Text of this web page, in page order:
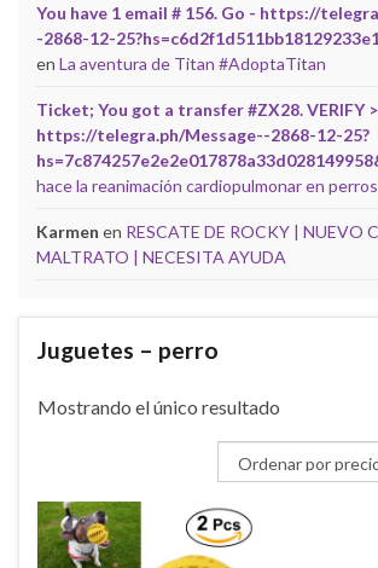
You have 1 email # 156. Go - https://
-2868-12-
en La aventura de Titan #AdoptaTitan
Ticket; You got a transfer #ZX28. VERIFY
https://telegra.ph/Message--2868-12-25?
hace la reanimación cardiopulmonar en
Karmen en RESCATE DE ROCKY | NUEVO
MALTRATO | NECESITA AYUDA
Juguetes – perro
Mostrando el único resultado